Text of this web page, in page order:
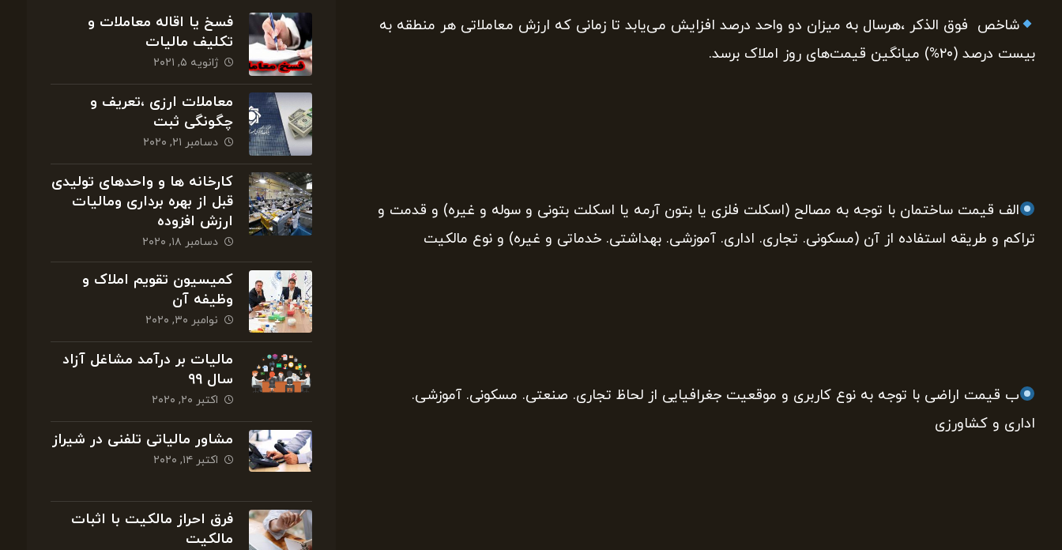
شاخص فوق الذکر ،هرسال به میزان دو واحد درصد افزایش می‌یابد تا زمانی که ارزش معاملاتی هر منطقه به
بیست درصد (۲۰%) میانگین قیمت‌های روز املاک برسد.
الف قیمت ساختمان با توجه به مصالح (اسکلت فلزی یا بتون آرمه یا اسکلت بتونی و سوله و غیره) و قدمت و
تراکم و طریقه استفاده از آن (مسکونی. تجاری. اداری. آموزشی. بهداشتی. خدماتی و غیره) و نوع مالکیت
ب قیمت اراضی با توجه به نوع کاربری و موقعیت جغرافیایی از لحاظ تجاری. صنعتی. مسکونی. آموزشی.
اداری و کشاورزی
فسخ یا اقاله معاملات و
تکلیف مالیات
ژانویه ۵, ۲۰۲۱
معاملات ارزی ،تعریف و
چگونگی ثبت
دسامبر ۲۱, ۲۰۲۰
کارخانه ها و واحدهای تولیدی
قبل از بهره برداری ومالیات
ارزش افزوده
دسامبر ۱۸, ۲۰۲۰
کمیسیون تقویم املاک و
وظیفه آن
نوامبر ۳۰, ۲۰۲۰
مالیات بر درآمد مشاغل آزاد
سال ۹۹
اکتبر ۲۰, ۲۰۲۰
مشاور مالیاتی تلفنی در شیراز
اکتبر ۱۴, ۲۰۲۰
فرق احراز مالکیت با اثبات
مالکیت